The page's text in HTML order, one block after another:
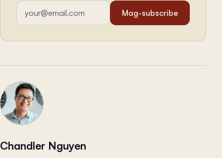
Email address
Mag-subscribe
Chandler Nguyen